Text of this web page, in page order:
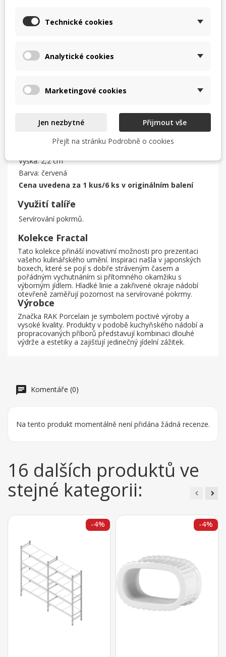
Japonskem se hodí pro jakoukoliv příležitost, protože je
velmi praktický a všestranný. Dokonalá geometrická
japonskou myšlenku „sdílení dobrých časů u výborného
jídla“.
cm, červený
Fractal talíř mělký obdélníkový 32 ×
Parametry
Materiál: porcelán
Rozměry: 32 × 16 cm
Výška: 2,2 cm
Barva: červená
Cena uvedena za 1 kus/6 ks v originálním balení
Využití talíře
Servírování pokrmů.
Kolekce Fractal
Tato kolekce přináší inovativní možnosti pro prezentaci
vašeho kulinářského umění. Inspiraci našla v japonských
boxech, které se pojí s dobře stráveným časem a
pořádným vychutnáním si přítomného okamžiku s
výborným jídlem. Hladké linie a zakřivené okraje nádobí
otevřeně zaměřují pozornost na servírované pokrmy.
Výrobce
Značka RAK Porcelain je symbolem poctivé výroby a
vysoké kvality. Produkty v podobě kuchyňského nádobí a
propracovaných příborů představují kombinaci dlouhé
výdrže a estetiky a zajišťují jedinečný jídelní zážitek.
Komentáře (0)
Na tento produkt momentálně není přidána žádná recenze.
16 dalších produktů ve
stejné kategorii:
-4% -4%
Technické cookies
Analytické cookies
Marketingové cookies
Jen nezbytné
Přijmout vše
Přejít na stránku Podrobně o cookies